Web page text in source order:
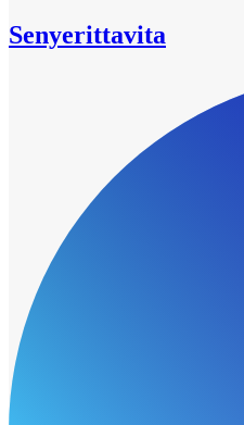
Senyerittavita